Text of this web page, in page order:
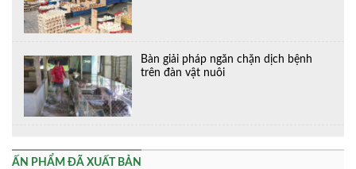
Bàn giải pháp ngăn chặn dịch bệnh
trên đàn vật nuôi
ẤN PHẨM ĐÃ XUẤT BẢN